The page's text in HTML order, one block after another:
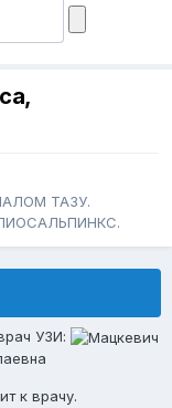
ТАЗУ.
УЗИ:
к врачу.